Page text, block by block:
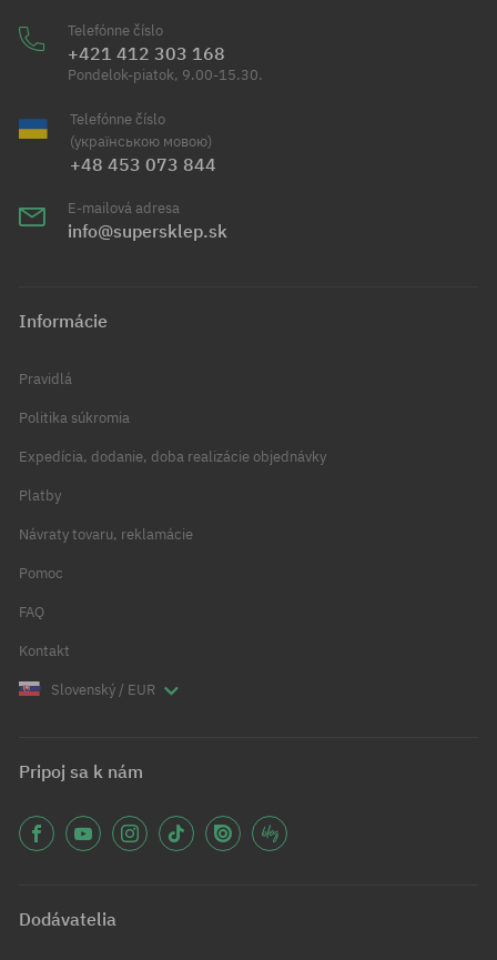
Telefónne číslo
+421 412 303 168
Pondelok-piatok, 9.00-15.30.
Telefónne číslo
(українською мовою)
+48 453 073 844
E-mailová adresa
info@supersklep.sk
Informácie
Pravidlá
Politika súkromia
Expedícia, dodanie, doba realizácie objednávky
Platby
Návraty tovaru, reklamácie
Pomoc
FAQ
Kontakt
Slovenský / EUR
Pripoj sa k nám
Dodávatelia